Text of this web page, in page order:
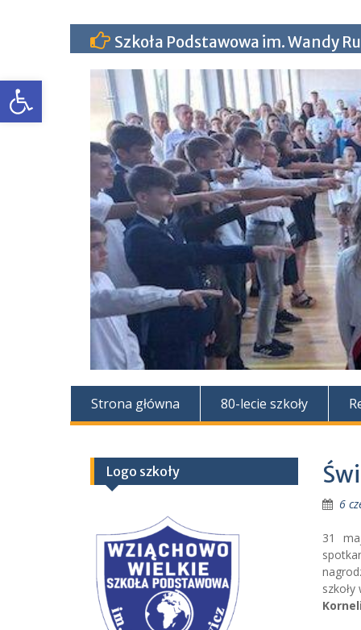
Otwórz pasek narzędzi
Skip
to
content
Szkoła Podstawowa im. Wandy
Strona główna 80-lecie szkoły
6
31
Logo szkoły